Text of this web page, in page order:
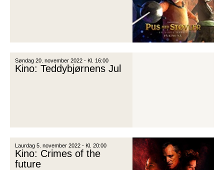
Søndag 20. november 2022 - Kl. 16:00
Kino: Teddybjørnens Jul
Laurdag 5. november 2022 - Kl. 20:00
Kino: Crimes of the
future